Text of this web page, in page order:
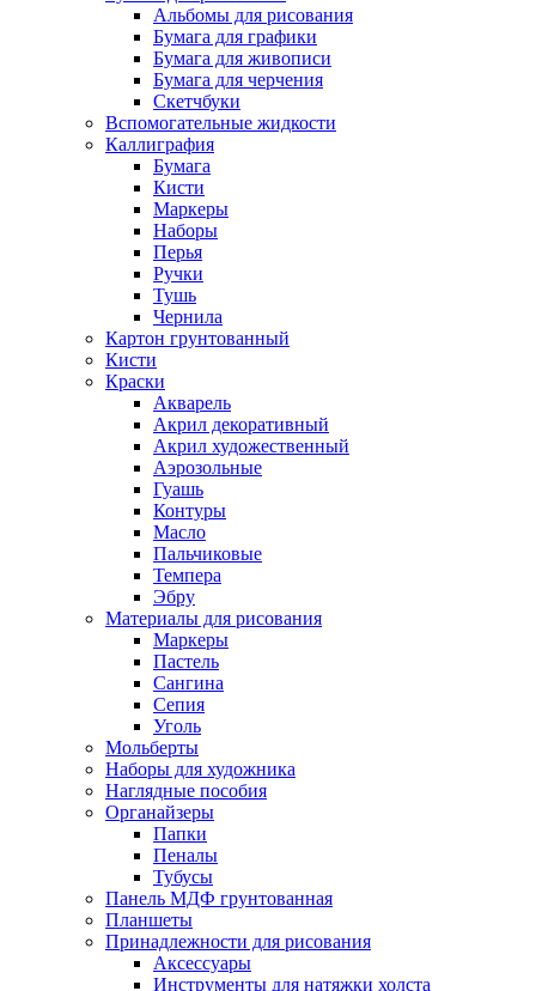
Альбомы для рисования
Бумага для графики
Бумага для живописи
Бумага для черчения
Скетчбуки
Вспомогательные жидкости
Каллиграфия
Бумага
Кисти
Маркеры
Наборы
Перья
Ручки
Тушь
Чернила
Картон грунтованный
Кисти
Краски
Акварель
Акрил декоративный
Акрил художественный
Аэрозольные
Гуашь
Контуры
Масло
Пальчиковые
Темпера
Эбру
Материалы для рисования
Маркеры
Пастель
Сангина
Сепия
Уголь
Мольберты
Наборы для художника
Наглядные пособия
Органайзеры
Папки
Пеналы
Тубусы
Панель МДФ грунтованная
Планшеты
Принадлежности для рисования
Аксессуары
Инструменты для натяжки холста